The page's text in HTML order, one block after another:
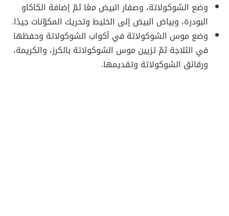
وضع الشوكولاتة، وصفار البيض معًا ثمّ إضافة الكاكاو
البودرة، وبياض البيض إلى الخليط وتحريك المكوّنات جيدًا.
وضع موس الشوكولاتة في أكواب الشوكولاتة وحفظها
في الثلاجة ثمّ تزيين موس الشوكولاتة بالكرز، والكريمة،
ورقائق الشوكولاتة وتقديمها.